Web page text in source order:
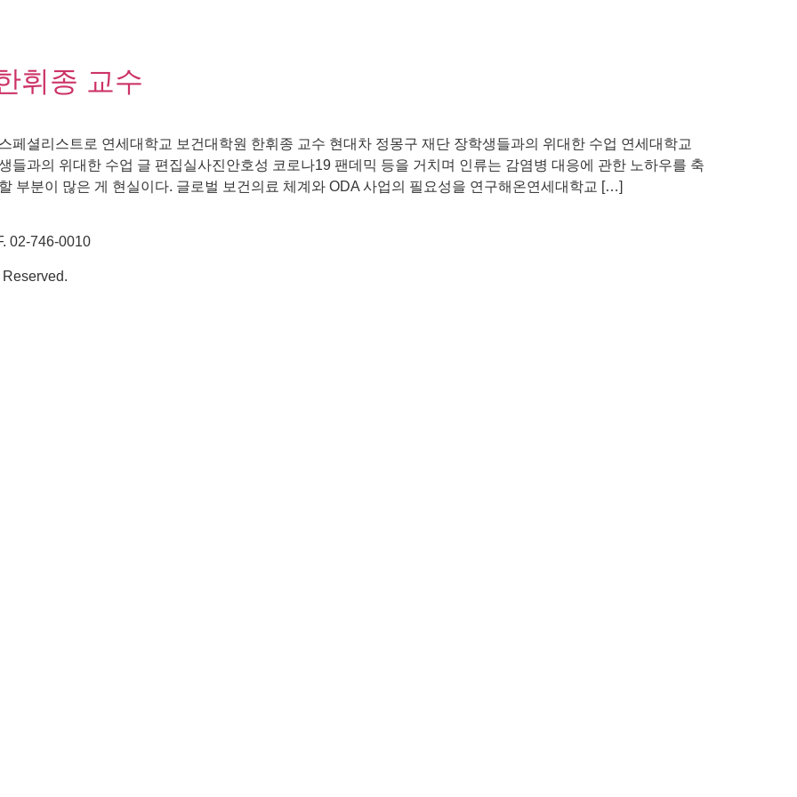
휘종 교수
페셜리스트로 연세대학교 보건대학원 한휘종 교수 현대차 정몽구 재단 장학생들과의 위대한 수업 연세대학교
들과의 위대한 수업 글 편집실사진안호성 코로나19 팬데믹 등을 거치며 인류는 감염병 대응에 관한 노하우를 축
부분이 많은 게 현실이다. 글로벌 보건의료 체계와 ODA 사업의 필요성을 연구해온연세대학교 […]
02-746-0010